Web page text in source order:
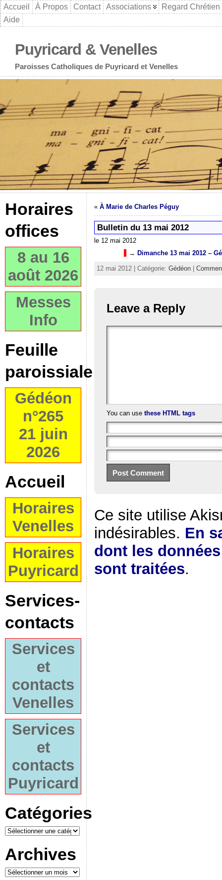
Accueil À Propos Contact Associations
Regard Chrétien
Aide
Puyricard & Venelles
Paroisses Catholiques de Puyricard et Venelles
Horaires
offices
8 au 16
août 2026
Messes
Info
Feuille
paroissiale
Gédéon
n°265
21 juin
2026
Accueil
Horaires
Venelles
Horaires
Puyricard
Services-
contacts
Services
et
contacts
Venelles
Services
et
contacts
Puyricard
Catégories
Archives
« À Marie de Charles Péguy
Bulletin du 13 mai 2012
le 12 mai 2012
→ Dimanche 13 mai 2012 –
12 mai 2012 | Catégorie: Gédéon
Leave a Reply
You can use these HTML tags
Ce site utilise
indésirables. En
dont les
sont traitées.